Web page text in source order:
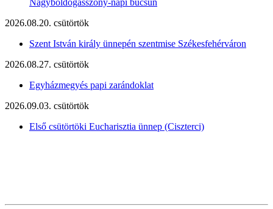
Nagyboldogasszony-napi búcsún
2026.08.20. csütörtök
Szent István király ünnepén szentmise Székesfehérváron
2026.08.27. csütörtök
Egyházmegyés papi zarándoklat
2026.09.03. csütörtök
Első csütörtöki Eucharisztia ünnep (Ciszterci)